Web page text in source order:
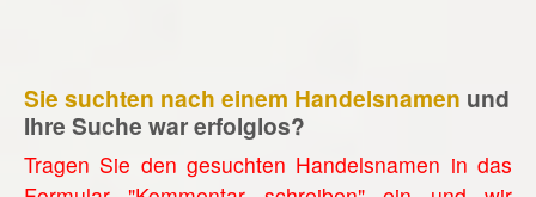
Sie suchten nach einem Handelsnamen und
Ihre Suche war erfolglos?
Tragen Sie den gesuchten Handelsnamen in das